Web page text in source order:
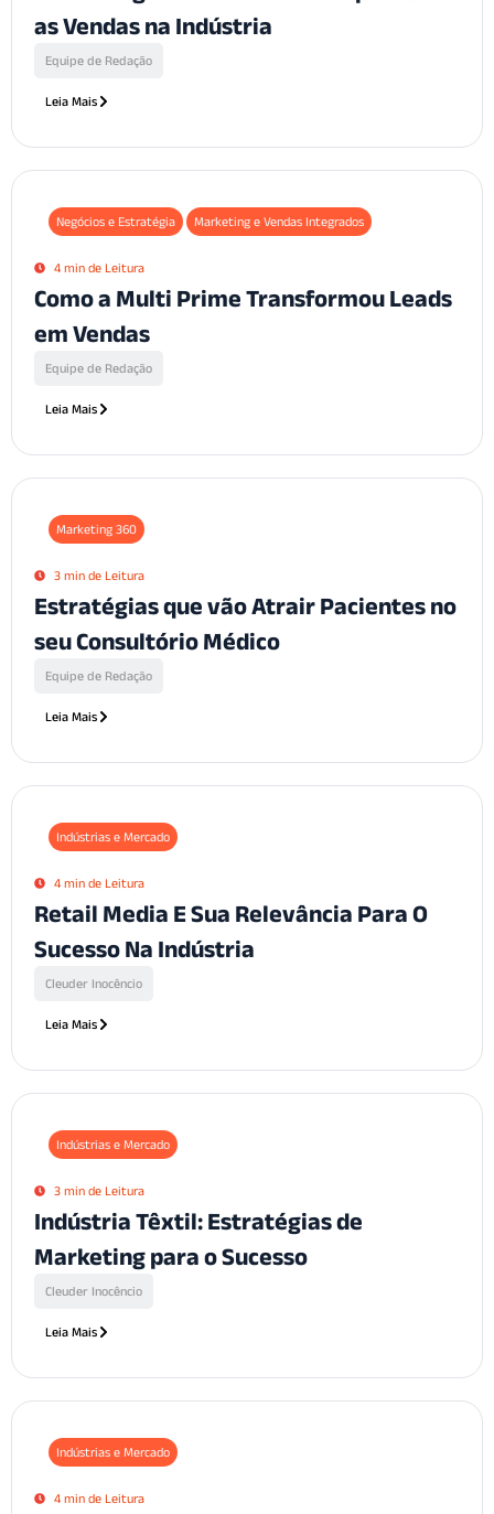
as Vendas na Indústria
Equipe de Redação
Leia Mais
Negócios e Estratégia Marketing e Vendas Integrados
4 min de Leitura
Como a Multi Prime Transformou Leads
em Vendas
Equipe de Redação
Leia Mais
Marketing 360
3 min de Leitura
Estratégias que vão Atrair Pacientes no
seu Consultório Médico
Equipe de Redação
Leia Mais
Indústrias e Mercado
4 min de Leitura
Retail Media E Sua Relevância Para O
Sucesso Na Indústria
Cleuder Inocêncio
Leia Mais
Indústrias e Mercado
3 min de Leitura
Indústria Têxtil: Estratégias de
Marketing para o Sucesso
Cleuder Inocêncio
Leia Mais
Indústrias e Mercado
4 min de Leitura